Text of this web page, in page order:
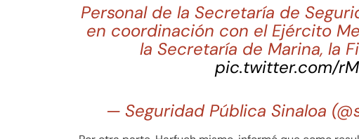
Personal de la Secretaría de
en coordinación con el Ejército
la Secretaría de Marina, la
pic.twitter.com/
— Seguridad Pública Sinaloa